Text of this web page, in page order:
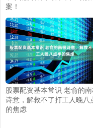
案！
股票配资基本常识 老俞的
诗意，解救不了打工人晚八
的焦虑